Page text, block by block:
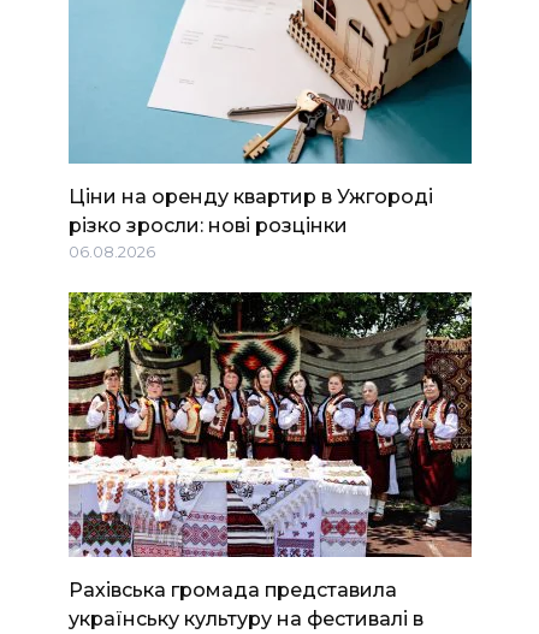
Ціни на оренду квартир в Ужгороді
різко зросли: нові розцінки
06.08.2026
Рахівська громада представила
українську культуру на фестивалі в